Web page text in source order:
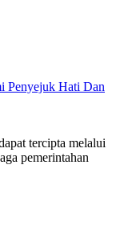
Penyejuk Hati Dan
tercipta melalui
pemerintahan